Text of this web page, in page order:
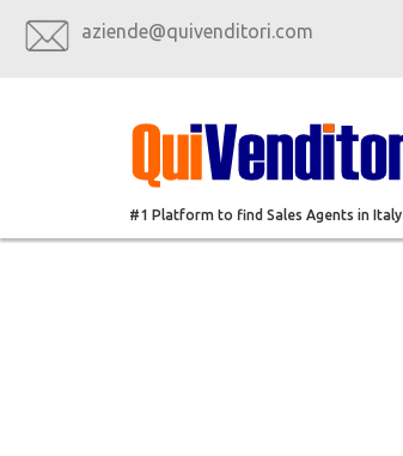
aziende@quivenditori.com
#1 Platform to find Sales Agents in Italy